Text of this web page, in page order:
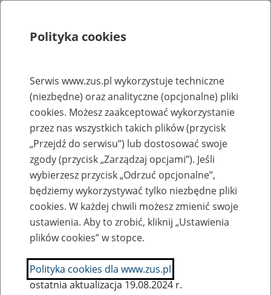
Rejestry, ewidencje i archiwa
Baza zlikwidowanych lub
przekształconych zakładów pracy
Nazwa zakładu pracy:
SZUKAJ
Polityka cookies
Serwis www.zus.pl wykorzystuje techniczne
(niezbędne) oraz analityczne (opcjonalne) pliki
cookies. Możesz zaakceptować wykorzystanie
przez nas wszystkich takich plików (przycisk
„Przejdź do serwisu”) lub dostosować swoje
zgody (przycisk „Zarządzaj opcjami”). Jeśli
wybierzesz przycisk „Odrzuć opcjonalne”,
będziemy wykorzystywać tylko niezbędne pliki
cookies. W każdej chwili możesz zmienić swoje
ustawienia. Aby to zrobić, kliknij „Ustawienia
plików cookies” w stopce.
Polityka cookies dla www.zus.pl
ostatnia aktualizacja 19.08.2024 r.